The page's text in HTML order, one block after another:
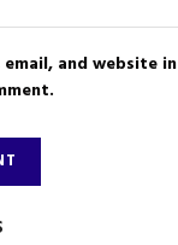
email, and website